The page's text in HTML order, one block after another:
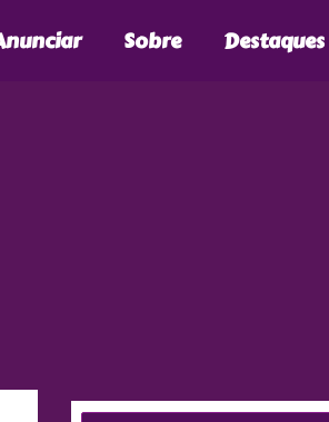
Sobre Destaques